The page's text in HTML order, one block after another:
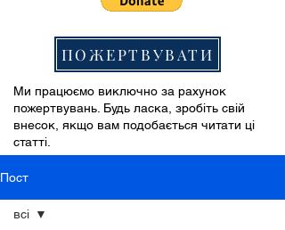
ПОЖЕРТВУВАТИ
Ми працюємо виключно за рахунок
пожертвувань. Будь ласка, зробіть свій
внесок, якщо вам подобається читати ці
статті.
Пост
всі